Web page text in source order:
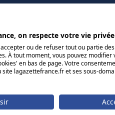
Mentions légales
on respecte votre vie
ou de refuser tout ou partie
À tout moment, vous pouvez modifier
en bas de page. Votre
lagazettefrance.fr et ses sous-